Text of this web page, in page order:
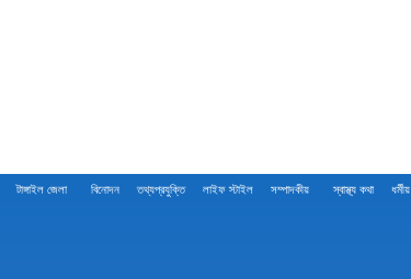
টাঙ্গাইল জেলা বিনোদন তথ্যপ্রযুক্তি লাইফ স্টাইল সম্পাদকীয় স্বাস্থ্য কথা ধর্মীয়